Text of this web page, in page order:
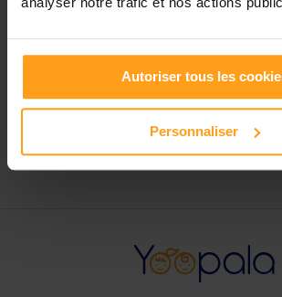
Autoriser tous les
Personnaliser
Petites annonces
nounous à